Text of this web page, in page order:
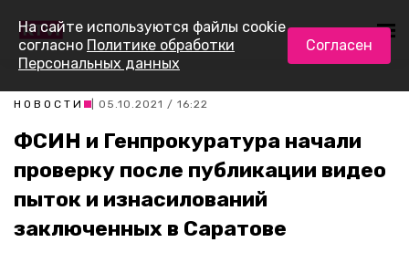
НОВОСТИ | 05.10.2021 / 16:22
ФСИН и Генпрокуратура начали
проверку после публикации видео
пыток и изнасилований
заключенных в Саратове
На сайте используются файлы cookie
согласно Политике обработки
Персональных данных
Согласен